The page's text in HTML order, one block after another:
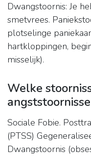
Dwangstoornis: Je
smetvrees.
plotselinge
hartkloppingen,
misselijk).
Welke
Sociale Fobie.
(PTSS)
Dwangstoornis